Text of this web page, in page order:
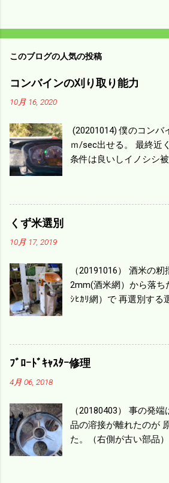
このブログの人気の投稿
コンバインの刈り取り能力
10月 16, 2020
(20201014) 僕のコンバ
ｍ/sec出せる。 最終近
条件は良いしイノシシ
ｍ/min、4.32ｋｍ/hrに
0.864/haの作業能力が
機の容量、籾摺りの能
題で 今の機種で満足し
った時はまだ耕作面積
のがある。キャビン付
みたいと思う。 町内で
業する人がいる。 秋作
くず米選別
10月 17, 2019
（20191016） 酒米の
2mm(酒米網）から落ち
ｼﾋｶﾘ網）で 再選別する
ず米より2倍近い値段
には手間がかかるので
を随分前からこの方式
㎏を40袋したところで
めるほど忙しい。 広島
いう。 実感としては90
な年はくず米が多い。
と8月の酷暑、あげく
ﾌﾞﾛｰﾄﾞｷｬｽﾀｰ修理
4月 06, 2018
（20180403） 事の発
品の溶接が離れたのが
た。（右側が古い部品
下を調整するシャッタ